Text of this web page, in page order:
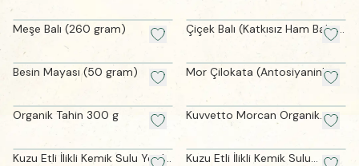
Meşe Balı (260 gram)
Çiçek Balı (Katkısız Ham Bal -
Besin Mayası (50 gram)
Mor Çilokata (Antosiyaninli
Organik Tahin 300 g
Kuvvetto Morcan Organik
Meyveli Karışım (220 gram)
Kuzu Etli İlikli Kemik Sulu Yeşil
Kuzu Etli İlikli Kemik Sulu